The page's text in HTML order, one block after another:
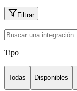
Filtrar
Tipo
Todas Disponibles